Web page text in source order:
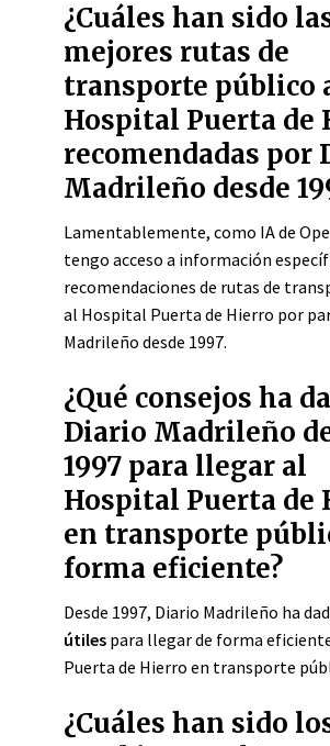
¿Cuáles han sido
mejores rutas de
transporte público
Hospital Puerta de
recomendadas por
Madrileño desde
Lamentablemente, como IA de
tengo acceso a información
recomendaciones de rutas de
al Hospital Puerta de Hierro por
Madrileño desde 1997.
¿Qué consejos ha
Diario Madrileño
1997 para llegar al
Hospital Puerta de
en transporte
forma eficiente?
Desde 1997, Diario Madrileño ha
útiles para llegar de forma
Puerta de Hierro en transporte
¿Cuáles han sido